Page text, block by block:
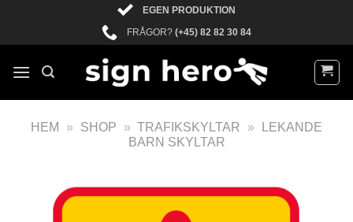
EGEN PRODUKTION
FRÅGOR? (+45) 82 82 30 84
HEM » SHOP » TRAFIKSKYLTAR »
LEKANDE
BARN SKYLTAR